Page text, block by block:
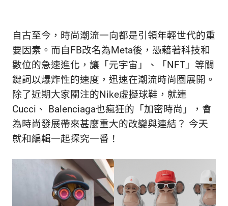
出
自
己
的
生
活
態
度
妳
生
活
的
雜
誌。
最
采
豐
的
自古至今，時尚潮流一向都是引領年輕世代的重
要因素。而自FB改名為Meta後，憑藉著科技和
數位的急速進化，讓「元宇宙」、「NFT」等關
鍵詞以爆炸性的速度，迅速在潮流時尚圈展開。
除了近期大家關注的Nike虛擬球鞋，就連
Cucci、 Balenciaga也瘋狂的「加密時尚」，會
為時尚發展帶來甚麼重大的改變與連結？ 今天
就和編輯一起探究一番！